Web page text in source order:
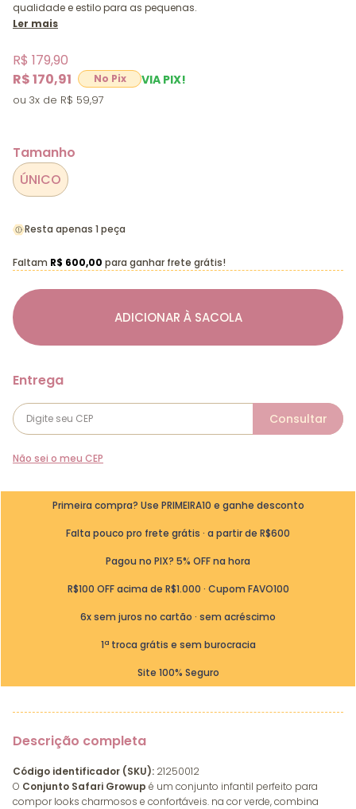
qualidade e estilo para as pequenas.
Ler mais
R$ 170,91 VIA PIX!
R$ 179,90
3x R$ 59,97
Tamanho
ÚNICO
ADICIONAR À SACOLA
Resta apenas 1 peça
Faltam R$ 600,00 para ganhar frete grátis!
Não sei o meu CEP
Primeira compra? Use PRIMEIRA10 e ganhe desconto
Falta pouco pro frete grátis · a partir de R$600
Pagou no PIX? 5% OFF na hora
R$100 OFF acima de R$1.000 · Cupom FAVO100
6x sem juros no cartão · sem acréscimo
1ª troca grátis e sem burocracia
Site 100% Seguro
Descrição completa
Código identificador (SKU): 21250012
O Conjunto Safari Growup é um conjunto infantil perfeito para
compor looks charmosos e confortáveis. na cor verde, combina